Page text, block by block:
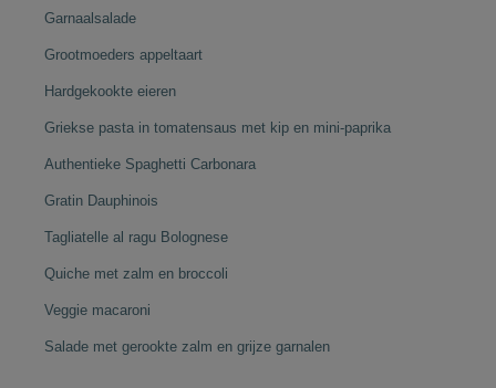
Garnaalsalade
Grootmoeders appeltaart
Hardgekookte eieren
Griekse pasta in tomatensaus met kip en mini-paprika
Authentieke Spaghetti Carbonara
Gratin Dauphinois
Tagliatelle al ragu Bolognese
Quiche met zalm en broccoli
Veggie macaroni
Salade met gerookte zalm en grijze garnalen